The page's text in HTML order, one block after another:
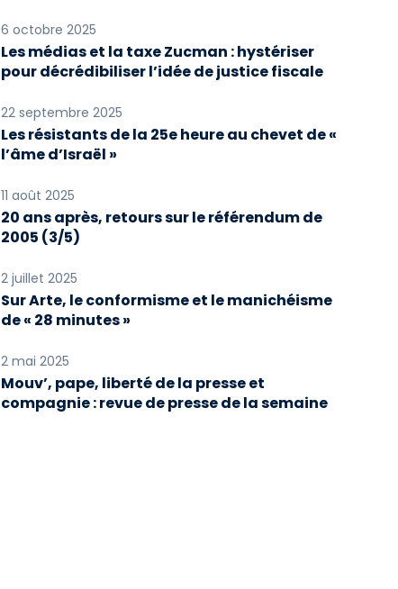
6 octobre 2025
Les médias et la taxe Zucman : hystériser
pour décrédibiliser l’idée de justice fiscale
22 septembre 2025
Les résistants de la 25e heure au chevet de «
l’âme d’Israël »
11 août 2025
20 ans après, retours sur le référendum de
2005 (3/5)
2 juillet 2025
Sur Arte, le conformisme et le manichéisme
de « 28 minutes »
2 mai 2025
Mouv’, pape, liberté de la presse et
compagnie : revue de presse de la semaine